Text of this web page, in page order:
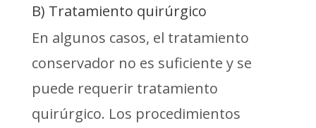
B) Tratamiento quirúrgico
En algunos casos, el tratamiento
conservador no es suficiente y se
puede requerir tratamiento
quirúrgico. Los procedimientos